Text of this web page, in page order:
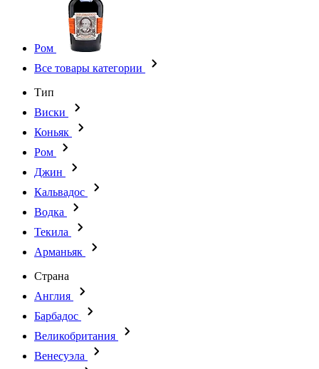
Ром
Все товары категории
Тип
Виски
Коньяк
Ром
Джин
Кальвадос
Водка
Текила
Арманьяк
Страна
Англия
Барбадос
Великобритания
Венесуэла